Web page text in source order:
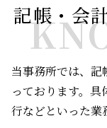
記帳・会
当事務所では、
っております。
行などといった業